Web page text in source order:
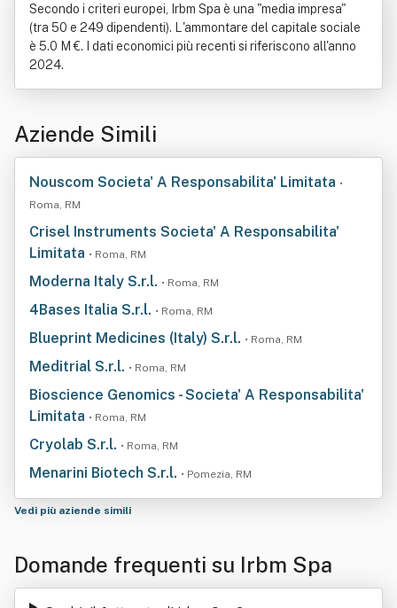
Secondo i criteri europei, Irbm Spa è una "media impresa"
(tra 50 e 249 dipendenti). L'ammontare del capitale sociale
è 5.0 M €. I dati economici più recenti si riferiscono all'anno
2024.
Aziende Simili
Nouscom Societa' A Responsabilita' Limitata •
Roma, RM
Crisel Instruments Societa' A Responsabilita'
Limitata • Roma, RM
Moderna Italy S.r.l. • Roma, RM
4Bases Italia S.r.l. • Roma, RM
Blueprint Medicines (Italy) S.r.l. • Roma, RM
Meditrial S.r.l. • Roma, RM
Bioscience Genomics - Societa' A Responsabilita'
Limitata • Roma, RM
Cryolab S.r.l. • Roma, RM
Menarini Biotech S.r.l. • Pomezia, RM
Vedi più aziende simili
Domande frequenti su Irbm Spa